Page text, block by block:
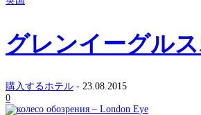
グレンイーグル
購入するホテル - 23.08.2015
0